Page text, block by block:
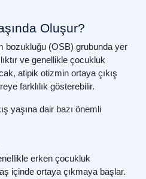
Oluşur?
bozukluğu (OSB) grubunda yer
ve genellikle çocukluk
atipik otizmin ortaya çıkış
farklılık gösterebilir.
yaşına dair bazı önemli
erken çocukluk
içinde ortaya çıkmaya başlar.